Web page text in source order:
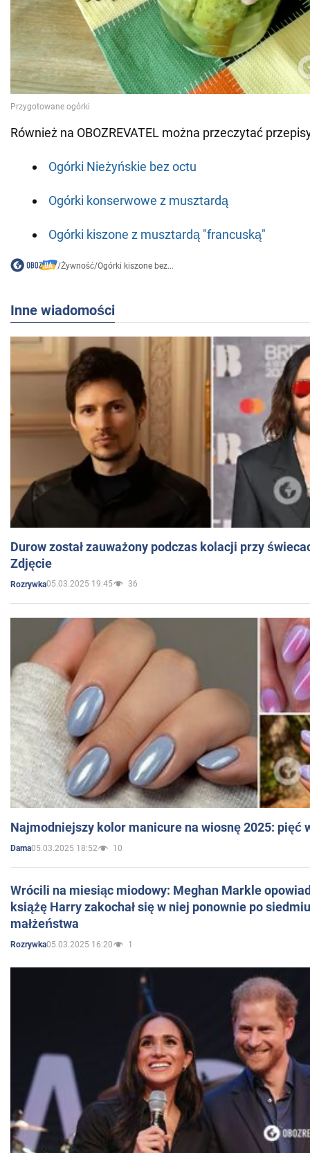
Również na OBOZREVATEL można przeczytać
Ogórki Nieżyńskie bez octu
Ogórki konserwowe z musztardą
Ogórki kiszone z musztardą "francuską"
/Żywność/Ogórki kiszone bez...
Inne wiadomości
Durow został zauważony podczas kolacji przy
Zdjęcie
Rozrywka05.03.2025 19:45 36
Najmodniejszy kolor manicure na wiosnę 2025: pięć
Dama05.03.2025 18:52 10
Wrócili na miesiąc miodowy: Meghan Markle
książę Harry zakochał się w niej ponownie po
małżeństwa
Rozrywka05.03.2025 16:20 1